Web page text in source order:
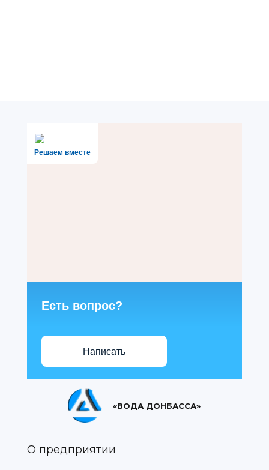
Решаем вместе
Есть вопрос?
Написать
«ВОДА ДОНБАССА»
О предприятии